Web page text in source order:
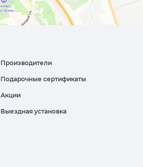
Производители
Подарочные сертификаты
Акции
Выездная установка